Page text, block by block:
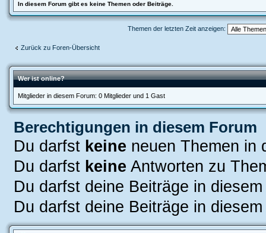
In diesem Forum gibt es keine Themen oder Beiträge.
Themen der letzten Zeit anzeigen:
Zurück zu Foren-Übersicht
Wer ist online?
Mitglieder in diesem Forum: 0 Mitglieder und 1 Gast
Berechtigungen in diesem Forum
Du darfst keine neuen Themen in
Du darfst keine Antworten zu
Du darfst deine Beiträge in
Du darfst deine Beiträge in